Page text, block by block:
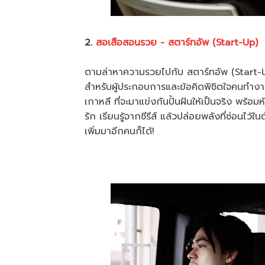
2. สอเสือสอนรวย - สตาร์ทอัพ (Start-Up)
ตามล่าหาความรวยไปกับ สตาร์ทอัพ (Start-
สำหรับผู้ประกอบการและข้อคิดพิชิตใจคนทำ
เกาหลี ที่จะมาแข่งกันปั้นฝันให้เป็นจริง พร้อ
รัก เรียนรู้จากซีรีส์ แล้วปล่อยพลังที่ซ่อนไว้ใ
เพิ่มมาอีกคนก็ได้!